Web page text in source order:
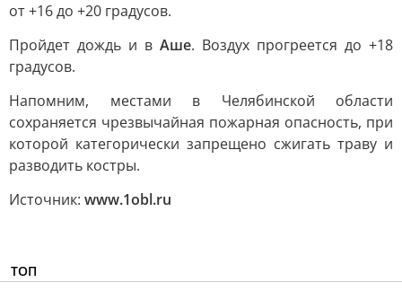
от +16 до +20 градусов.
Пройдет дождь и в Аше. Воздух прогреется до +18
градусов.
Напомним, местами в Челябинской области
сохраняется чрезвычайная пожарная опасность, при
которой категорически запрещено сжигать траву и
разводить костры.
Источник: www.1obl.ru
ТОП